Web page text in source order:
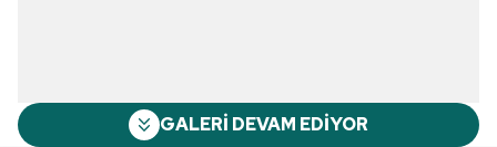
GALERİ DEVAM EDİYOR